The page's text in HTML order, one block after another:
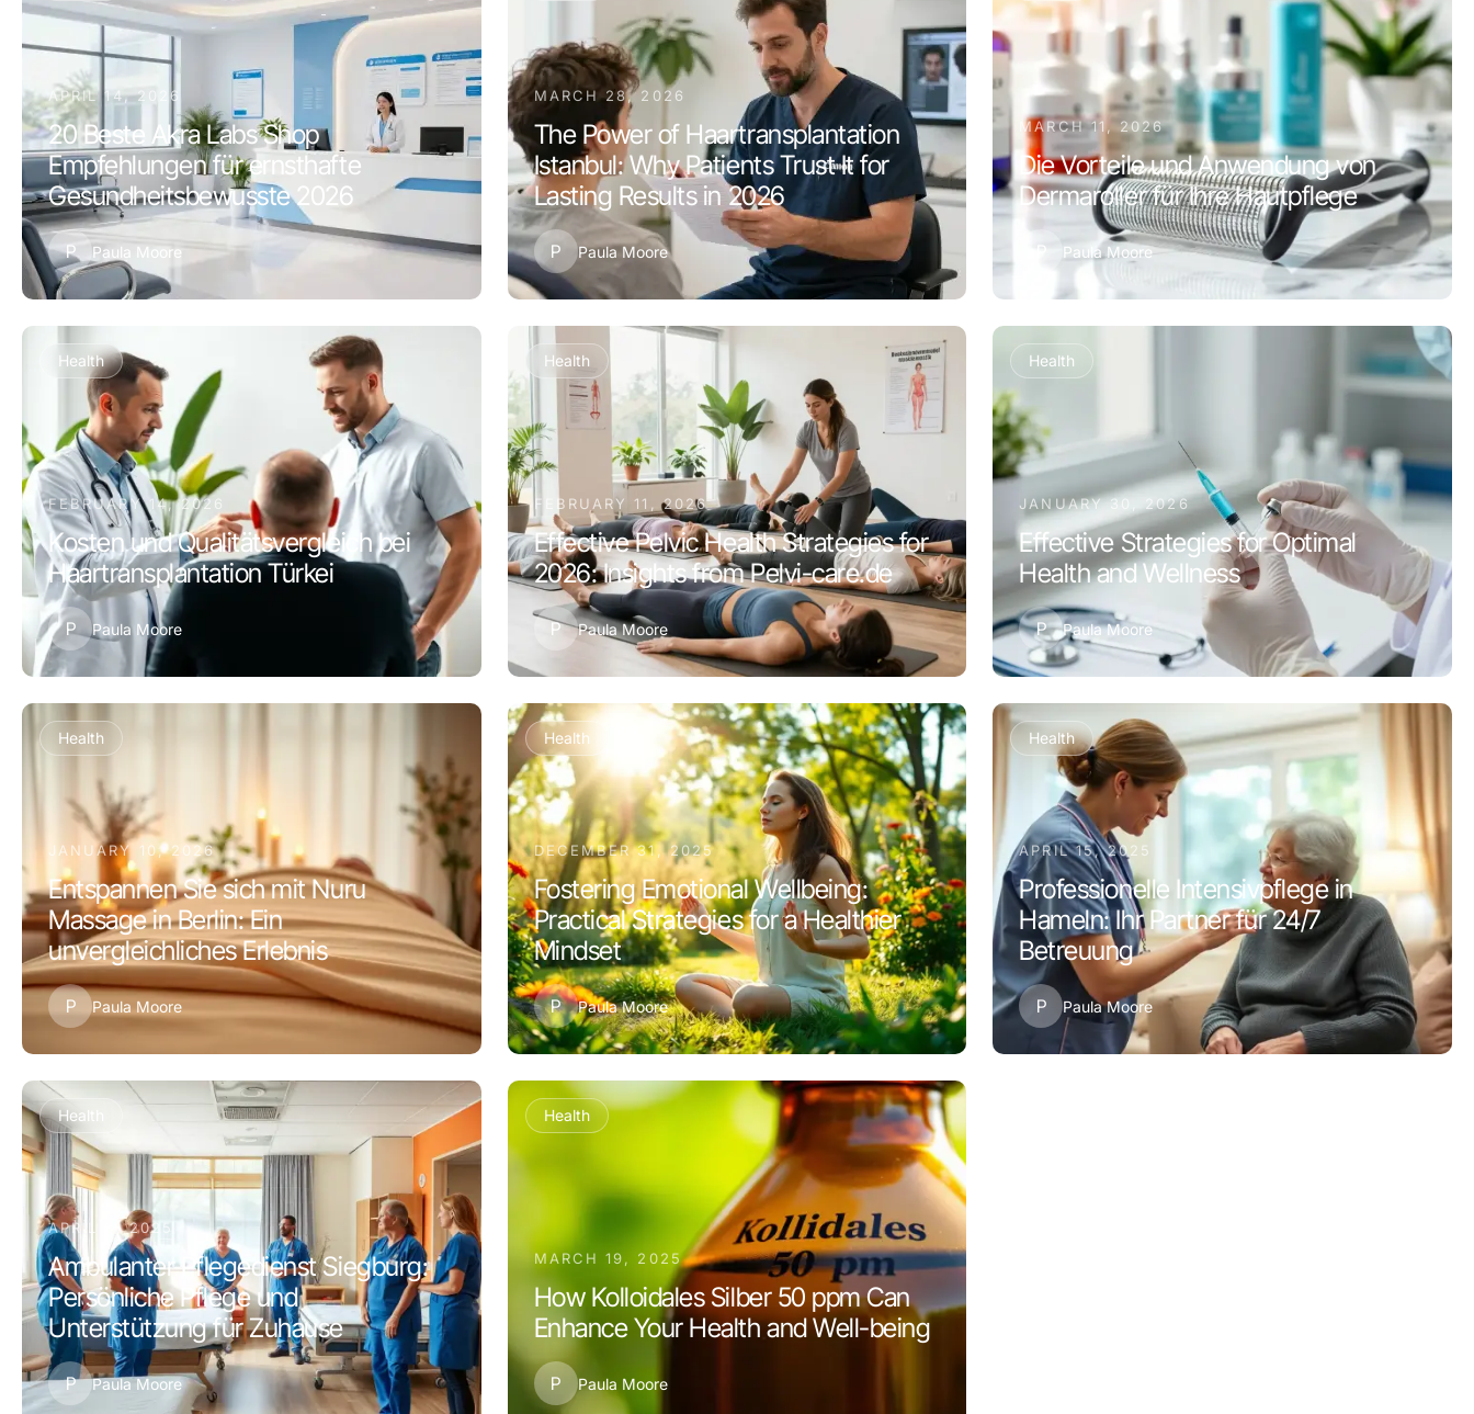
APRIL 14, 2026
20 Beste Akra Labs Shop
Empfehlungen für ernsthafte
Gesundheitsbewusste 2026
P Paula Moore
MARCH 28, 2026
The Power of Haartransplantation
Istanbul: Why Patients Trust It for
Lasting Results in 2026
P Paula Moore
MARCH 11, 2026
Die Vorteile und Anwendung von
Dermaroller für Ihre Hautpflege
P Paula Moore
Health
FEBRUARY 14, 2026
Kosten und Qualitätsvergleich bei
Haartransplantation Türkei
P Paula Moore
Health
FEBRUARY 11, 2026
Effective Pelvic Health Strategies for
2026: Insights from Pelvi-care.de
P Paula Moore
Health
JANUARY 30, 2026
Effective Strategies for Optimal
Health and Wellness
P Paula Moore
Health
JANUARY 10, 2026
Entspannen Sie sich mit Nuru
Massage in Berlin: Ein
unvergleichliches Erlebnis
P Paula Moore
Health
DECEMBER 31, 2025
Fostering Emotional Wellbeing:
Practical Strategies for a Healthier
Mindset
P Paula Moore
Health
APRIL 15, 2025
Professionelle Intensivpflege in
Hameln: Ihr Partner für 24/7
Betreuung
P Paula Moore
Health
APRIL 5, 2025
Ambulanter Pflegedienst Siegburg:
Persönliche Pflege und
Unterstützung für Zuhause
P Paula Moore
Health
MARCH 19, 2025
How Kolloidales Silber 50 ppm Can
Enhance Your Health and Well-being
P Paula Moore